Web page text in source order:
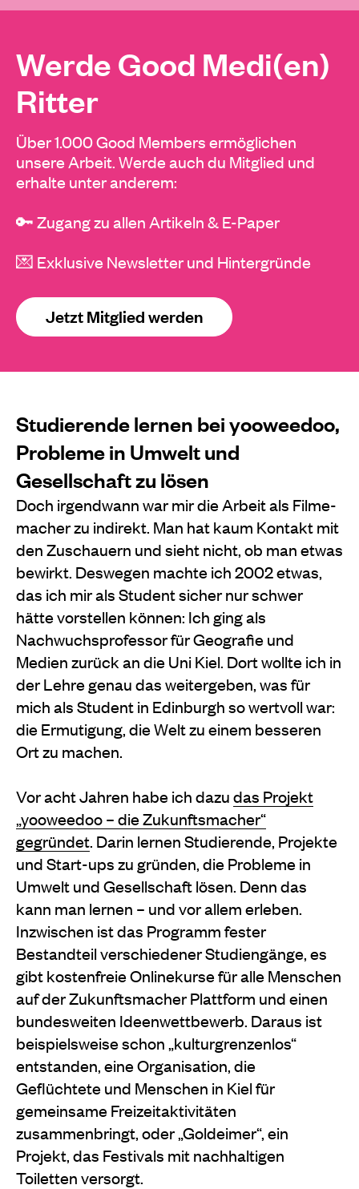
Werde Good Medi(en)
Ritter
Über 1.000 Good Members ermöglichen
unsere Arbeit. Werde auch du Mitglied und
erhalte unter anderem:
🔑 Zugang zu allen Artikeln & E-Paper
💌 Exklusive Newsletter und Hintergründe
Jetzt Mitglied werden
Studierende lernen bei yooweedoo,
Probleme in Umwelt und
Gesellschaft zu lösen
Doch irgendwann war mir die Arbeit als Filme­
macher zu indirekt. Man hat kaum Kontakt mit
den Zuschauern und sieht nicht, ob man etwas
bewirkt. Deswegen machte ich 2002 etwas,
das ich mir als Student sicher nur schwer
hätte vorstellen können: Ich ging als
Nachwuchsprofessor für Geografie und
Medien zurück an die Uni Kiel. Dort wollte ich in
der Lehre genau das weitergeben, was für
mich als Student in Edinburgh so wertvoll war:
die Ermuti­gung, die Welt zu einem besseren
Ort zu machen.
Vor acht Jahren habe ich dazudas Projekt
„yoo­weedoo – die Zukunftsmacher“
gegründet. Darin lernen Studierende, Projekte
und Start­-ups zu grün­den, die Probleme in
Umwelt und Gesellschaft lösen. Denn das
kann man lernen – und vor allem erleben.
Inzwischen ist das Programm fester
Bestandteil ver­schiedener Studiengänge, es
gibt kostenfreie Online­kurse für alle Menschen
auf der Zukunftsmacher­ Plattform und einen
bundesweiten Ideenwettbewerb. Daraus ist
beispielsweise schon „kulturgrenzenlos“
entstanden, eine Organisation, die
Geflüchtete und Menschen in Kiel für
gemeinsame Freizeitaktivitä­ten
zusammenbringt, oder „Goldeimer“, ein
Projekt, das Festivals mit nachhaltigen
Toiletten versorgt.